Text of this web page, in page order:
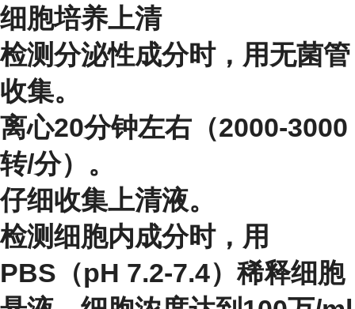
细胞培养上清
检测分泌性成分时，用无菌管
收集。
离心20分钟左右（2000-3000
转/分）。
仔细收集上清液。
检测细胞内成分时，用
PBS（pH 7.2-7.4）稀释细胞